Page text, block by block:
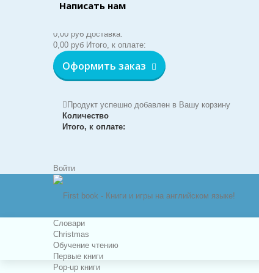
Написать нам
0,00 руб Доставка:
0,00 руб Итого, к оплате:
Оформить заказ
Продукт успешно добавлен в Вашу корзину
Количество
Итого, к оплате:
Войти
Словари
Christmas
Обучение чтению
Первые книги
Pop-up книги